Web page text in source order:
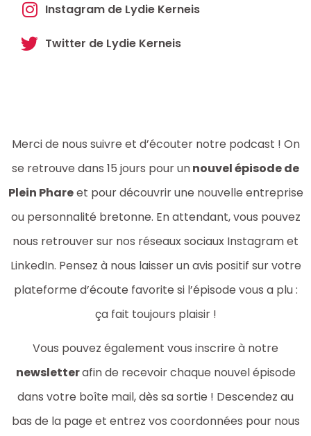
Instagram de Lydie Kerneis
Twitter de Lydie Kerneis
Merci de nous suivre et d’écouter notre podcast ! On
se retrouve dans 15 jours pour unnouvel épisode de
Plein Phareet pour découvrir une nouvelle entreprise
ou personnalité bretonne. En attendant, vous pouvez
nous retrouver sur nos réseaux sociaux Instagram et
LinkedIn. Pensez à nous laisser un avis positif sur votre
plateforme d’écoute favorite si l’épisode vous a plu :
ça fait toujours plaisir !
Vous pouvez également vous inscrire à notre
newsletterafin de recevoir chaque nouvel épisode
dans votre boîte mail, dès sa sortie ! Descendez au
bas de la page et entrez vos coordonnées pour nous